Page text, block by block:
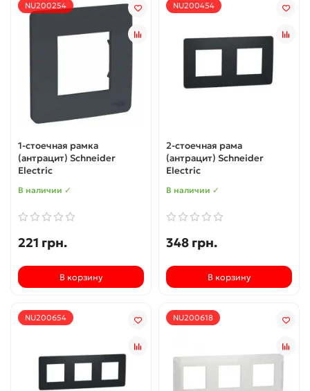
NU200254
1-стоечная рамка
(антрацит) Schneider
Electric
В наличии ✓
221 грн.
В корзину
NU200454
2-стоечная рама
(антрацит) Schneider
Electric
В наличии ✓
348 грн.
В корзину
NU200654 NU200618